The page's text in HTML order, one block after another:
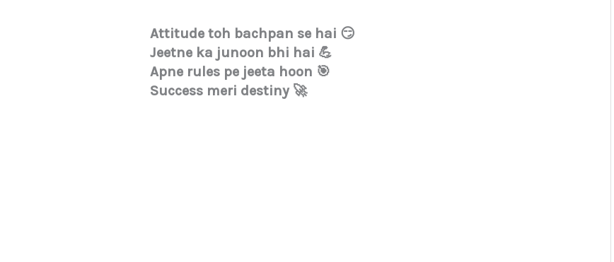
Attitude toh bachpan se hai 😏
Jeetne ka junoon bhi hai 💪
Apne rules pe jeeta hoon 🎯
Success meri destiny 🚀